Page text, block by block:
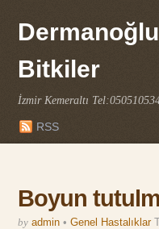
Bitkiler
İzmir Kemeraltı
RSS
Boyun
by admin • Genel Hastalıklar